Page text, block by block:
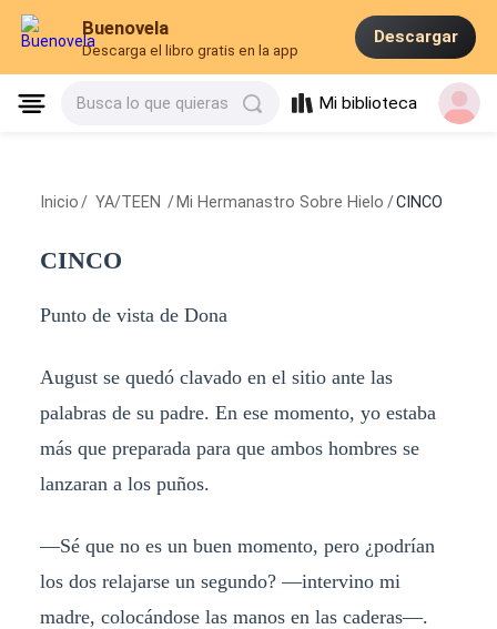
Buenovela
Descarga el libro gratis en la app
Descargar
Busca lo que quieras Mi biblioteca
Inicio / YA/TEEN / Mi Hermanastro Sobre Hielo /CINCO
CINCO
Punto de vista de Dona
August se quedó clavado en el sitio ante las
palabras de su padre. En ese momento, yo estaba
más que preparada para que ambos hombres se
lanzaran a los puños.
—Sé que no es un buen momento, pero ¿podrían
los dos relajarse un segundo? —intervino mi
madre, colocándose las manos en las caderas—.